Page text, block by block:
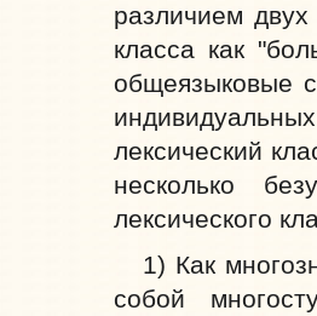
различием
класса как
общеязыковые
лексический
несколько
лексического
1) Как
собой